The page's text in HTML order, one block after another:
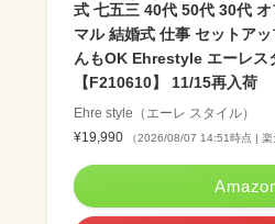
式 七五三 40代 50代 30代
マル 結婚式 仕事 セットア
んもOK Ehrestyle エーレス
【F210610】 11/15再入荷
Ehre style（エーレ スタイル）
¥19,990
（2026/08/07 14:51時点 | 楽